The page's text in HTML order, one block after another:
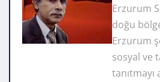
Erzurum
doğu
Erzurum
sosyal ve